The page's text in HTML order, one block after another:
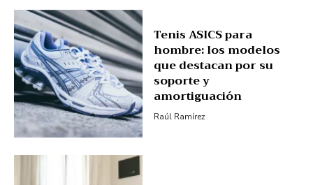
Tenis ASICS para
hombre: los modelos
que destacan por su
soporte y
amortiguación
Raúl Ramírez